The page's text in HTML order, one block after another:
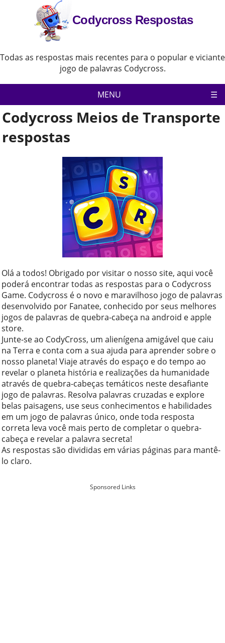
Codycross Respostas
Todas as respostas mais recentes para o popular e viciante
jogo de palavras Codycross.
MENU
Pagina inicial Política de Privacidade
Aviso Legal
Codycross Meios de Transporte
respostas
Olá a todos! Obrigado por visitar o nosso site, aqui você
poderá encontrar todas as respostas para o Codycross
Game. Codycross é o novo e maravilhoso jogo de palavras
desenvolvido por Fanatee, conhecido por seus melhores
jogos de palavras de quebra-cabeça na android e apple
store.
Junte-se ao CodyCross, um alienígena amigável que caiu
na Terra e conta com a sua ajuda para aprender sobre o
nosso planeta! Viaje através do espaço e do tempo ao
revelar o planeta história e realizações da humanidade
através de quebra-cabeças temáticos neste desafiante
jogo de palavras. Resolva palavras cruzadas e explore
belas paisagens, use seus conhecimentos e habilidades
em um jogo de palavras único, onde toda resposta
correta leva você mais perto de completar o quebra-
cabeça e revelar a palavra secreta!
As respostas são divididas em várias páginas para mantê-
lo claro.
Sponsored Links